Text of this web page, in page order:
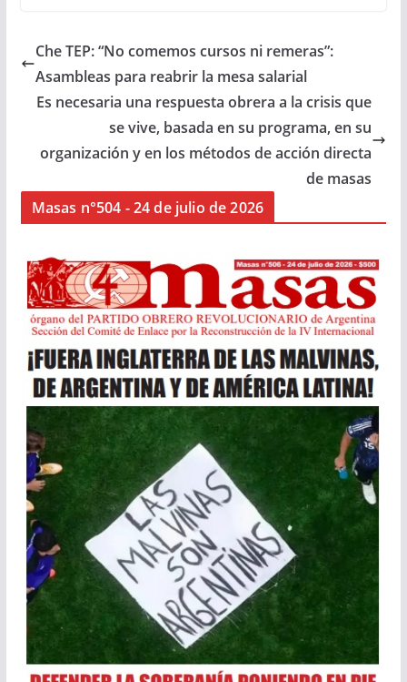
Che TEP: “No comemos cursos ni remeras”:
Asambleas para reabrir la mesa salarial
Es necesaria una respuesta obrera a la crisis que
se vive, basada en su programa, en su
organización y en los métodos de acción directa
de masas
Masas n°504 - 24 de julio de 2026